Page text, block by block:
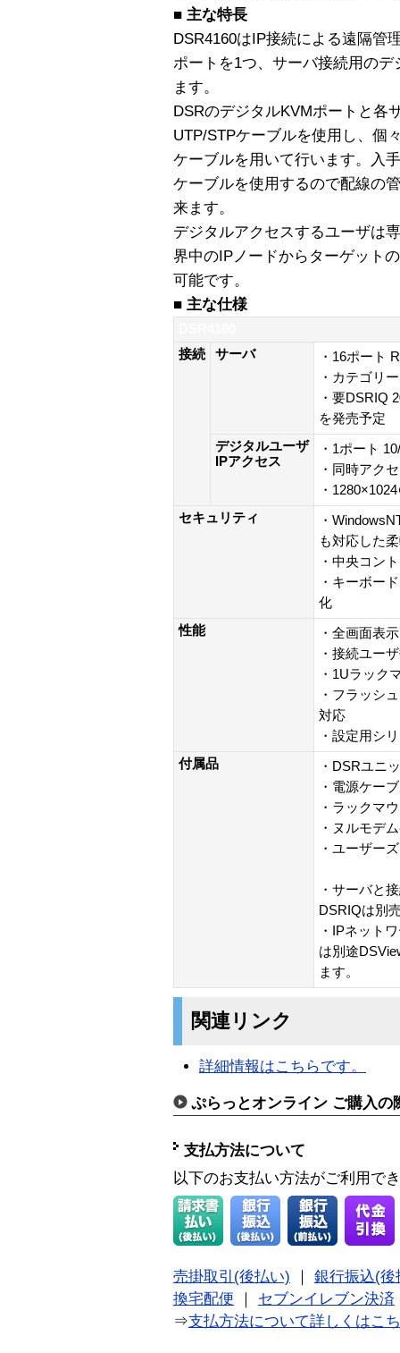
■ 主な特長
DSR4160はIP接続による遠隔管
ポートを1つ、サーバ接続用の
ます。
DSRのデジタルKVMポートと各
UTP/STPケーブルを使用し、個
ケーブルを用いて行います。入
ケーブルを使用するので配線の
来ます。
デジタルアクセスするユーザは
界中のIPノードからターゲット
可能です。
■ 主な仕様
接続
サーバ
・16ポート
・カテゴリ
・要DSRIQ
を発売予定
デジタルユーザ
IPアクセス
・1ポート
・同時アク
・
セキュリティ
・
も対応した
・中央コン
・キーボー
化
性能
・全画面表
・接続ユー
・1Uラック
・フラッシ
対応
・設定用シ
付属品
・DSRユニ
・電源ケー
・ラックマ
・ヌルモデ
・ユーザー
・サーバと
DSRIQは別
・IPネット
は別途
ます。
関連リンク
詳細情報はこちらです。
ぷらっとオンライン ご購入の
支払方法について
以下のお支払い方法がご利用で
売掛取引(後払い)
銀行振込(後
換宅配便
セブンイレブン決済
⇒支払方法について詳しくはこ